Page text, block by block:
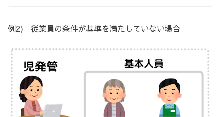
例2) 従業員の条件が基準を満たしていない場合